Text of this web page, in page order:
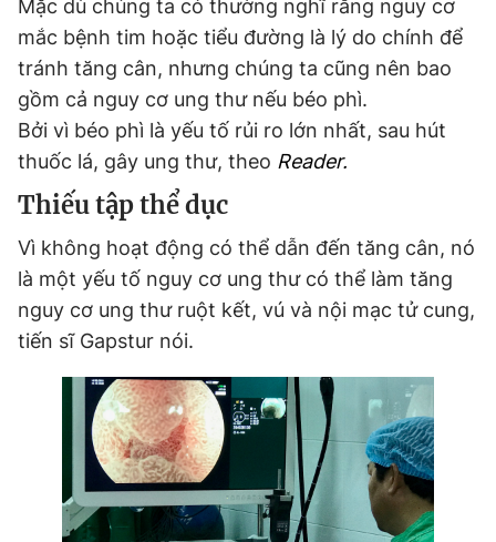
Mặc dù chúng ta có thường nghĩ rằng nguy cơ
mắc bệnh tim hoặc tiểu đường là lý do chính để
tránh tăng cân, nhưng chúng ta cũng nên bao
gồm cả nguy cơ ung thư nếu béo phì.
Bởi vì béo phì là yếu tố rủi ro lớn nhất, sau hút
thuốc lá, gây ung thư, theo Reader.
Thiếu tập thể dục
Vì không hoạt động có thể dẫn đến tăng cân, nó
là một yếu tố nguy cơ ung thư có thể làm tăng
nguy cơ ung thư ruột kết, vú và nội mạc tử cung,
tiến sĩ Gapstur nói.